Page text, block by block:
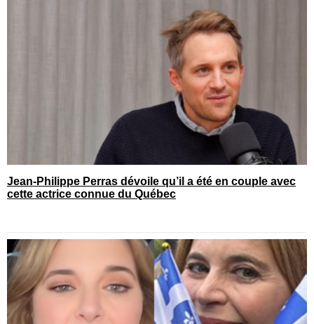
Jean-Philippe Perras dévoile qu’il a été en couple avec
cette actrice connue du Québec